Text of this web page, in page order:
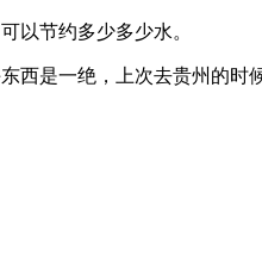
以节约多少多少水。
西是一绝，上次去贵州的时